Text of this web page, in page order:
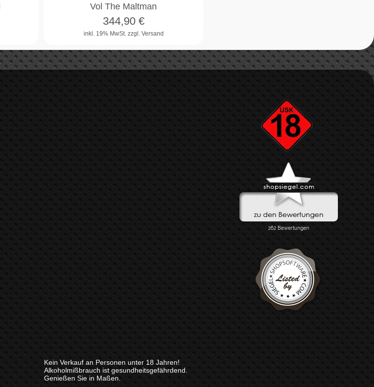
Vol The Maltman
inkl. 19% MwSt. zzgl. Versand
344,90€
Kein Verkauf an Personen unter 18 Jahren!
Alkoholmißbrauch ist gesundheitsgefährdend.
Genießen Sie in Maßen.